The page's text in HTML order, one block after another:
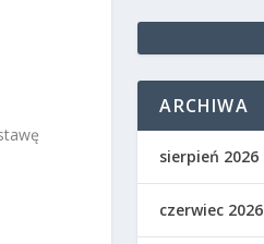
ARCHIWA
sierpień 2026
czerwiec 2026